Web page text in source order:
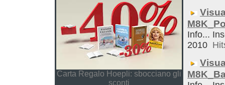
Carta Regalo Hoepli: sbocciano gli
sconti
Info...
2010